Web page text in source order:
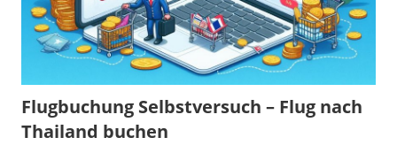
Flugbuchung Selbstversuch – Flug nach
Thailand buchen